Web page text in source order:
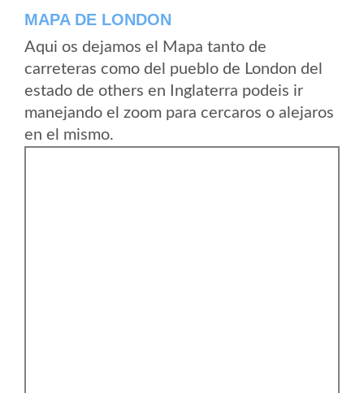
MAPA DE LONDON
Aqui os dejamos el Mapa tanto de
carreteras como del pueblo de London del
estado de others en Inglaterra podeis ir
manejando el zoom para cercaros o alejaros
en el mismo.